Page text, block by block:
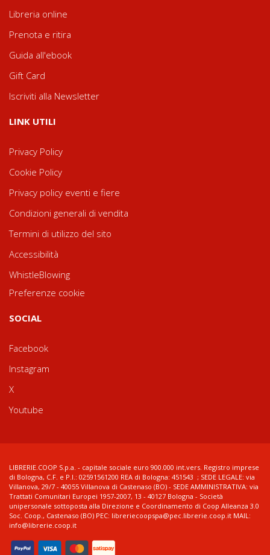
Libreria online
Prenota e ritira
Guida all'ebook
Gift Card
Iscriviti alla Newsletter
LINK UTILI
Privacy Policy
Cookie Policy
Privacy policy eventi e fiere
Condizioni generali di vendita
Termini di utilizzo del sito
Accessibilità
WhistleBlowing
Preferenze cookie
SOCIAL
Facebook
Instagram
X
Youtube
LIBRERIE.COOP S.p.a. - capitale sociale euro 900.000 int.vers. Registro imprese
di Bologna, C.F. e P.I.: 02591561200 REA di Bologna: 451543 ; SEDE LEGALE: via
Villanova, 29/7 - 40055 Villanova di Castenaso (BO) - SEDE AMMINISTRATIVA: via
Trattati Comunitari Europei 1957-2007, 13 - 40127 Bologna - Società
unipersonale sottoposta alla Direzione e Coordinamento di Coop Alleanza 3.0
Soc. Coop., Castenaso (BO) PEC: libreriecoopspa@pec.librerie.coop.it MAIL:
info@librerie.coop.it